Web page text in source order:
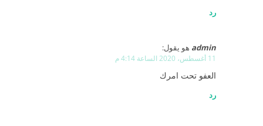
رد
admin هو يقول:
11 أغسطس، 2020 الساعة 4:14 م
العفو تحت امرك
رد